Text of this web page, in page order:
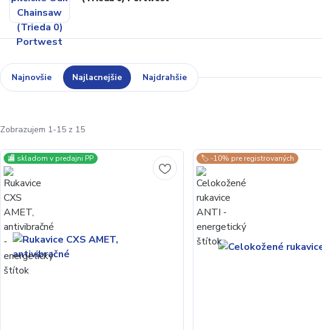
Najnovšie Najlacnejšie Najdrahšie
Zobrazujem 1-15 z 15
🏬 skladom v predajni PP 🏷️ -10% pre registrovaných